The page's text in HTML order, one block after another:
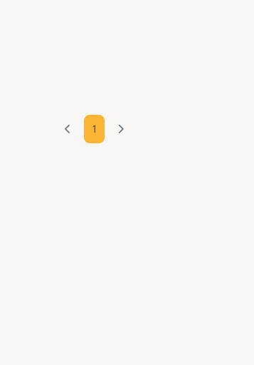
1